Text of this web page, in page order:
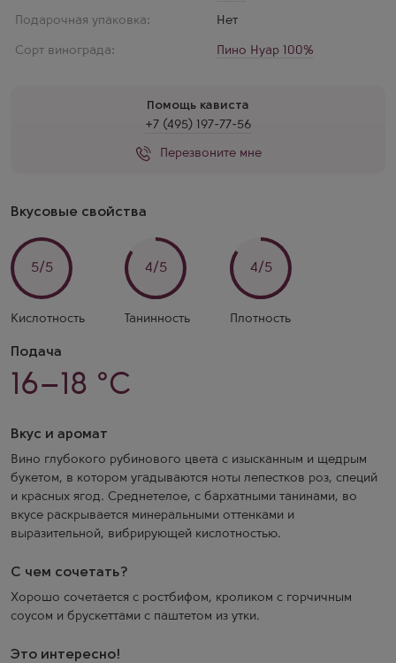
Подарочная упаковка:
Нет
Сорт винограда: Пино Нуар 100%
Помощь кависта
+7 (495) 197-77-56
Перезвоните мне
Подача
16–18 °C
Вкус и аромат
Вино глубокого рубинового цвета с изысканным и щедрым
букетом, в котором угадываются ноты лепестков роз, специй
и красных ягод. Среднетелое, с бархатными танинами, во
вкусе раскрывается минеральными оттенками и
выразительной, вибрирующей кислотностью.
С чем сочетать?
Хорошо сочетается с ростбифом, кроликом с горчичным
соусом и брускеттами с паштетом из утки.
Это интересно!
Вкусовые свойства
5/5
Кислотность
4/5
Танинность
4/5
Плотность